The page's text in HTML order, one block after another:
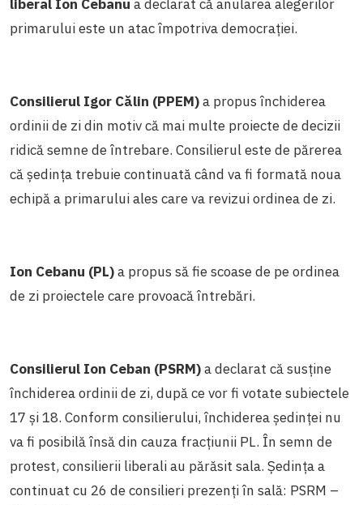
liberal Ion Cebanu a declarat că anularea alegerilor
primarului este un atac împotriva democrației.
Consilierul Igor Călin (PPEM)a propus închiderea
ordinii de zi din motiv că mai multe proiecte de decizii
ridică semne de întrebare. Consilierul este de părerea
că ședința trebuie continuată când va fi formată noua
echipă a primarului ales care va revizui ordinea de zi.
Ion Cebanu (PL)a propus să fie scoase de pe ordinea
de zi proiectele care provoacă întrebări.
Consilierul Ion Ceban (PSRM)a declarat că susține
închiderea ordinii de zi, după ce vor fi votate subiectele
17 și 18. Conform consilierului, închiderea ședinței nu
va fi posibilă însă din cauza fracțiunii PL. În semn de
protest, consilierii liberali au părăsit sala. Ședința a
continuat cu 26 de consilieri prezenți în sală: PSRM –